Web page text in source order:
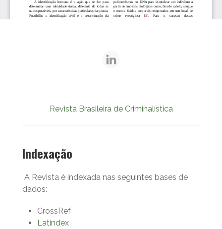
Revista Brasileira de Criminalística
Indexação
A Revista é indexada nas seguintes bases de
dados:
CrossRef
Latindex